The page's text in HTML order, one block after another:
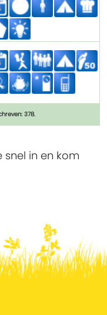
378.
snel in en kom